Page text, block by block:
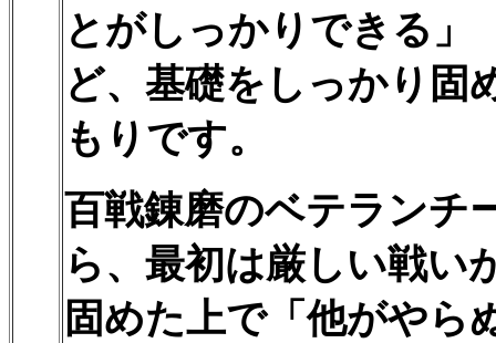
とがしっかりできる」
ど、基礎をしっかり固
もりです。
百戦錬磨のベテランチ
ら、最初は厳しい戦い
固めた上で「他がやら